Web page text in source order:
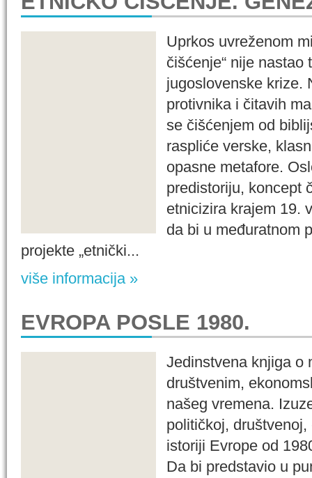
Uprkos uvreženom
čišćenje“ nije nastao
jugoslovenske krize.
protivnika i čitavih
se čišćenjem od
raspliće verske,
opasne metafore.
predistoriju, koncept
etnicizira krajem 19.
da bi u međuratnom
projekte „etnički...
više informacija »
EVROPA POSLE 1980.
Jedinstvena knjiga o
društvenim,
našeg vremena.
političkoj,
istoriji Evrope od
Da bi predstavio u